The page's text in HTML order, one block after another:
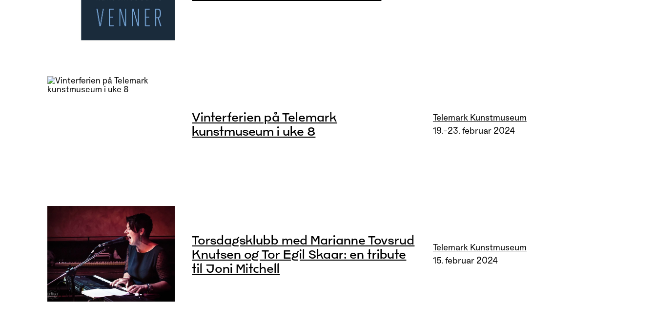
Vinterferien på Telemark
kunstmuseum i uke 8
Telemark Kunstmuseum
19.–23. februar 2024
Torsdagsklubb med Marianne Tovsrud
Knutsen og Tor Egil Skaar: en tribute
til Joni Mitchell
Telemark Kunstmuseum
15. februar 2024